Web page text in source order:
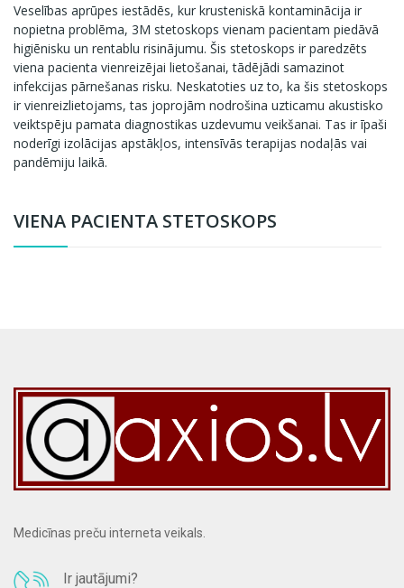
VIENA PACIENTA STETOSKOPS
Veselības aprūpes iestādēs, kur krusteniskā kontaminācija ir
nopietna problēma, 3M stetoskops vienam pacientam piedāvā
higiēnisku un rentablu risinājumu. Šis stetoskops ir paredzēts
viena pacienta vienreizējai lietošanai, tādējādi samazinot
infekcijas pārnešanas risku. Neskatoties uz to, ka šis stetoskops
ir vienreizlietojams, tas joprojām nodrošina uzticamu akustisko
veiktspēju pamata diagnostikas uzdevumu veikšanai. Tas ir īpaši
noderīgi izolācijas apstākļos, intensīvās terapijas nodaļās vai
pandēmiju laikā.
Medicīnas preču interneta veikals.
Ir jautājumi?